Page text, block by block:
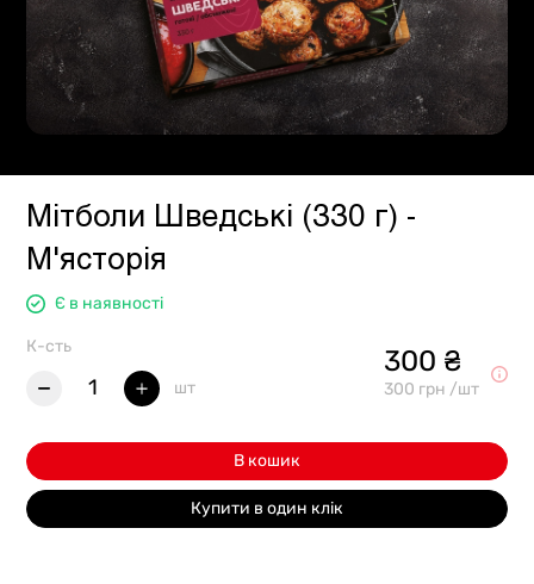
Мітболи Шведські (330 г) -
М'ясторія
Є в наявності
К-сть
1 шт
300 ₴
300 грн /шт
В кошик
Купити в один клік